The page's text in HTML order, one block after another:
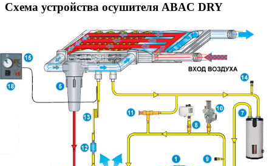
Схема устройства осушителя ABAC DRY